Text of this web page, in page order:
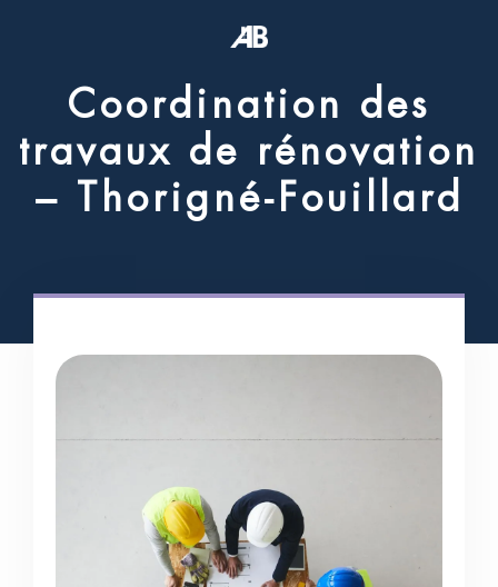
Coord ination d es
travaux d e rénovation
– T horigné-Foui ard